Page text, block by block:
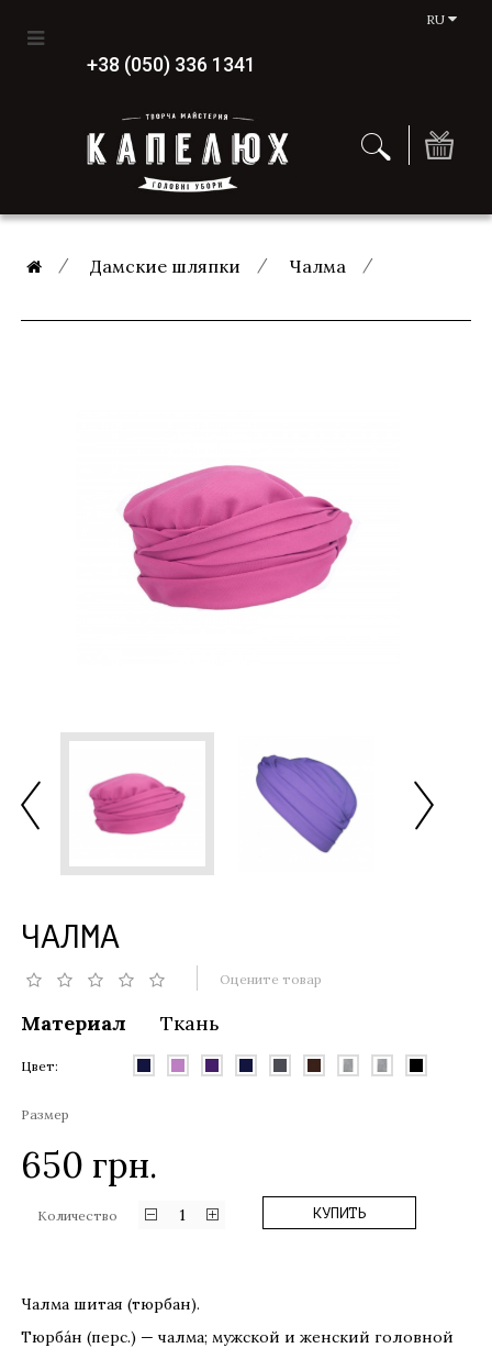
RU
+38 (050) 336 1341
Дамские шляпки Чалма
ЧАЛМА
Оцените товар
Материал Ткань
Цвет:
Размер
650 грн.
Количество 1 КУПИТЬ
Чалма шитая (тюрбан).
Тюрба́н (перс.) — чалма; мужской и женский головной